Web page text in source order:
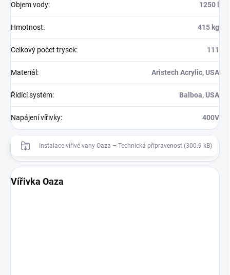
Objem vody: 1250 l
Hmotnost: 415 kg
Celkový počet trysek: 111
Materiál : Aristech Acrylic, USA
Řídící systém: Balboa, USA
Napájení vířivky: 400V
Instalace vířivé vany Oaza – Technická připravenost (300.9 kB)
Vířivka Oaza